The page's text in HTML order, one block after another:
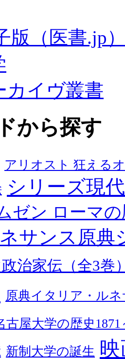
版（医書.jp
カイヴ叢書
から探す
アリオスト 狂える
シリーズ現
ゼン ローマ
サンス原典
治家伝（全3巻
原典イタリア・ル
古屋大学の歴史1871
新制大学の誕生